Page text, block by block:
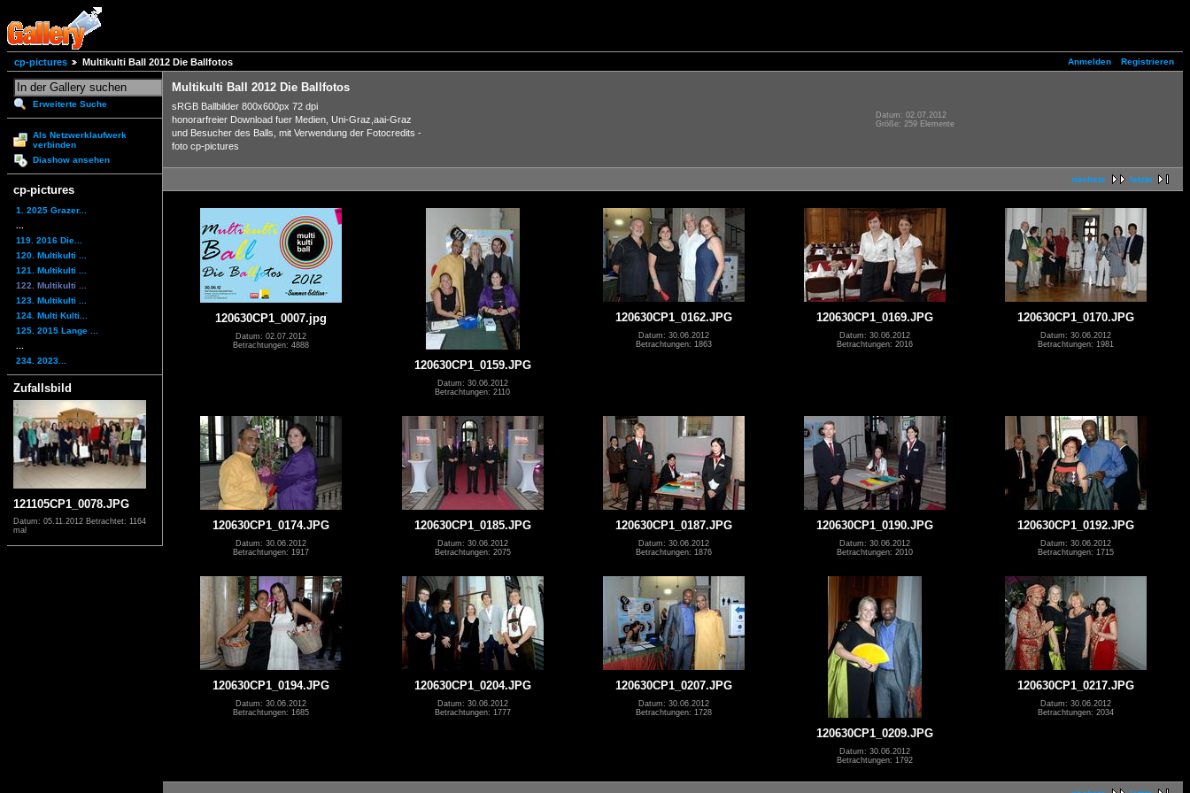
Anmelden Registrieren
cp-pictures Multikulti Ball 2012 Die Ballfotos
Erweiterte Suche
Als Netzwerklaufwerk
verbinden
Diashow ansehen
cp-pictures
1. 2025 Grazer...
119. 2016 Die...
120. Multikulti ...
121. Multikulti ...
122. Multikulti ...
123. Multikulti ...
124. Multi Kulti...
125. 2015 Lange ...
234. 2023...
Zufallsbild
121105CP1_0078.JPG
Datum: 05.11.2012 Betrachtet: 1164
mal
Multikulti Ball 2012 Die Ballfotos
sRGB Ballbilder 800x600px 72 dpi
honorarfreier Download fuer Medien, Uni-Graz,aai-Graz
und Besucher des Balls, mit Verwendung der Fotocredits -
foto cp-pictures
Datum: 02.07.2012
Größe: 259 Elemente
nächste letzte
120630CP1_0007.jpg
Datum: 02.07.2012
Betrachtungen: 4888
120630CP1_0159.JPG
Datum: 30.06.2012
Betrachtungen: 2110
120630CP1_0162.JPG
Datum: 30.06.2012
Betrachtungen: 1863
120630CP1_0169.JPG
Datum: 30.06.2012
Betrachtungen: 2016
120630CP1_0170.JPG
Datum: 30.06.2012
Betrachtungen: 1981
120630CP1_0174.JPG
Datum: 30.06.2012
Betrachtungen: 1917
120630CP1_0185.JPG
Datum: 30.06.2012
Betrachtungen: 2075
120630CP1_0187.JPG
Datum: 30.06.2012
Betrachtungen: 1876
120630CP1_0190.JPG
Datum: 30.06.2012
Betrachtungen: 2010
120630CP1_0192.JPG
Datum: 30.06.2012
Betrachtungen: 1715
120630CP1_0194.JPG
Datum: 30.06.2012
Betrachtungen: 1685
120630CP1_0204.JPG
Datum: 30.06.2012
Betrachtungen: 1777
120630CP1_0207.JPG
Datum: 30.06.2012
Betrachtungen: 1728
120630CP1_0209.JPG
Datum: 30.06.2012
Betrachtungen: 1792
120630CP1_0217.JPG
Datum: 30.06.2012
Betrachtungen: 2034